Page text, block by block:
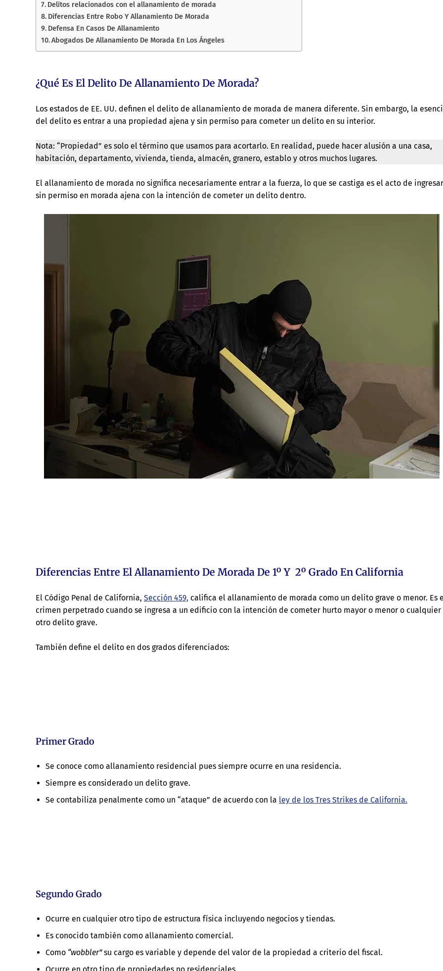
Delitos relacionados con el allanamiento de morada
Diferencias Entre Robo Y Allanamiento De Morada
Defensa En Casos De Allanamiento
Abogados De Allanamiento De Morada En Los Ángeles
¿Qué Es El Delito De Allanamiento De Morada?
Los estados de EE. UU. definen el delito de allanamiento de morada de manera diferente. Sin embargo, la
del delito es entrar a una propiedad ajena y sin permiso para cometer un delito en su interior.
Nota: “Propiedad” es solo el término que usamos para acortarlo. En realidad, puede hacer alusión a una casa,
habitación, departamento, vivienda, tienda, almacén, granero, establo y otros muchos lugares.
El allanamiento de morada no significa necesariamente entrar a la fuerza, lo que se castiga es el acto de ingresar
sin permiso en morada ajena con la intención de cometer un delito dentro.
Diferencias Entre El Allanamiento De Morada De 1º Y 2º Grado En California
El Código Penal de California, Sección 459, califica el allanamiento de morada como un delito grave o menor. Es
crimen perpetrado cuando se ingresa a un edificio con la intención de cometer hurto mayor o menor o cualquier
otro delito grave.
También define el delito en dos grados diferenciados:
Primer Grado
Se conoce como allanamiento residencial pues siempre ocurre en una residencia.
Siempre es considerado un delito grave.
Se contabiliza penalmente como un “ataque” de acuerdo con la ley de los Tres Strikes de California.
Segundo Grado
Ocurre en cualquier otro tipo de estructura física incluyendo negocios y tiendas.
Es conocido también como allanamiento comercial.
Como “wobbler”su cargo es variable y depende del valor de la propiedad a criterio del fiscal.
Ocurre en otro tipo de propiedades no residenciales.